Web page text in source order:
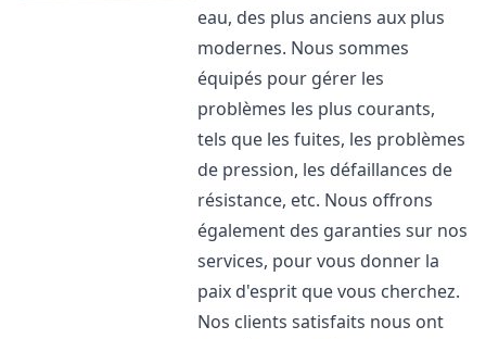
eau, des plus anciens aux plus
modernes. Nous sommes
équipés pour gérer les
problèmes les plus courants,
tels que les fuites, les problèmes
de pression, les défaillances de
résistance, etc. Nous offrons
également des garanties sur nos
services, pour vous donner la
paix d'esprit que vous cherchez.
Nos clients satisfaits nous ont